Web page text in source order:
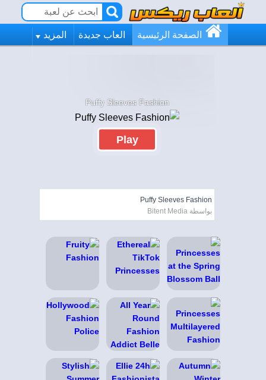
الصفحة الرئيسية العاب جديدة المزيد
Puffy Sleeves Fashion
Play
Puffy Sleeves Fashion
بواسطة Bitent Media